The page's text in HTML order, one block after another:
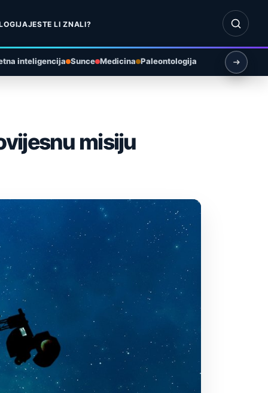
JESTE LI ZNALI?
Otvori
inteligencija Sunce Medicina Paleontologija
misiju